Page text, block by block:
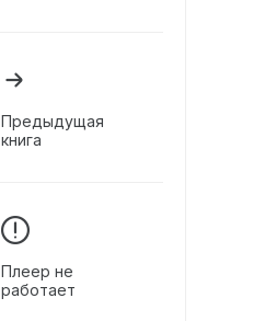
Предыдущая
книга
Плеер не
работает